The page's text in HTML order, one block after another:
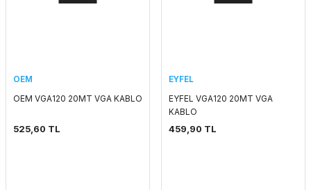
OEM
OEM VGA120 20MT VGA KABLO
525,60 TL
EYFEL
EYFEL VGA120 20MT VGA
KABLO
459,90 TL